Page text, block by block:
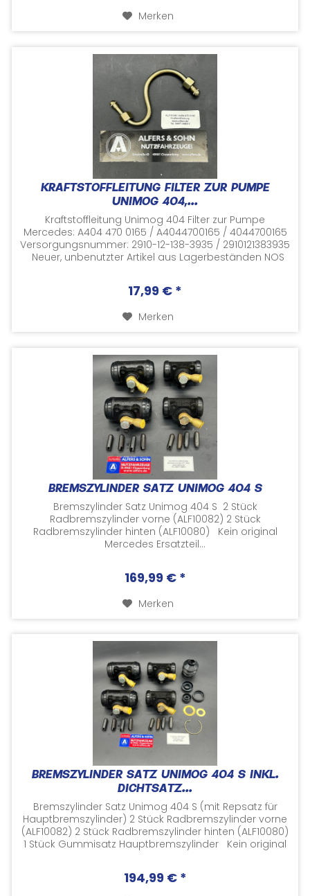
Merken
KRAFTSTOFFLEITUNG FILTER ZUR PUMPE
UNIMOG 404,...
Kraftstoffleitung Unimog 404 Filter zur Pumpe
Mercedes: A404 470 0165 / A4044700165 / 4044700165
Versorgungsnummer: 2910-12-138-3935 / 2910121383935
Neuer, unbenutzter Artikel aus Lagerbeständen NOS
17,99 € *
Merken
BREMSZYLINDER SATZ UNIMOG 404 S
Bremszylinder Satz Unimog 404 S 2 Stück
Radbremszylinder vorne (ALF10082) 2 Stück
Radbremszylinder hinten (ALF10080) Kein original
Mercedes Ersatzteil...
169,99 € *
Merken
BREMSZYLINDER SATZ UNIMOG 404 S INKL.
DICHTSATZ...
Bremszylinder Satz Unimog 404 S (mit Repsatz für
Hauptbremszylinder) 2 Stück Radbremszylinder vorne
(ALF10082) 2 Stück Radbremszylinder hinten (ALF10080)
1 Stück Gummisatz Hauptbremszylinder Kein original
194,99 € *